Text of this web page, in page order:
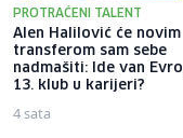
PROTRAĆENI TALENT
Alen Halilović će novim
transferom sam sebe
nadmašiti: Ide van
13. klub u karijeri?
4 sata